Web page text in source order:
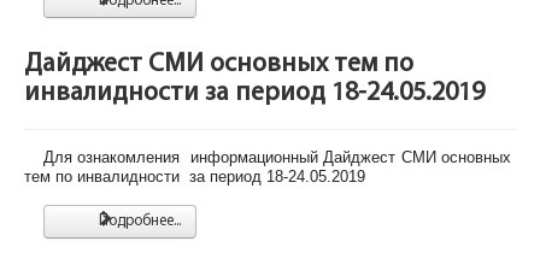
Дайджест СМИ основных тем по
инвалидности за период 18-24.05.2019
Для ознакомления информационный Дайджест СМИ основных
тем по инвалидности за период 18-24.05.2019
Подробнее...